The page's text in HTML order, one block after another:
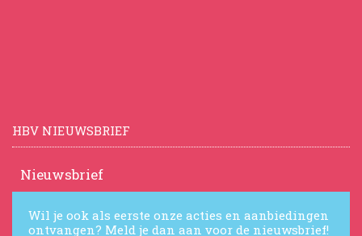
HBV NIEUWSBRIEF
Nieuwsbrief
Wil je ook als eerste onze acties en aanbiedingen
ontvangen? Meld je dan aan voor de nieuwsbrief!